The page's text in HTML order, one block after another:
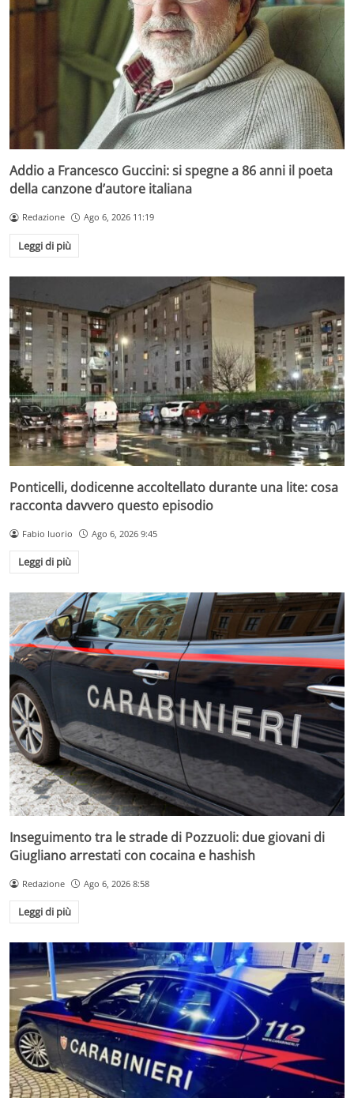
Addio a Francesco Guccini: si spegne a 86 anni il poeta
della canzone d’autore italiana
Redazione Ago 6, 2026 11:19
Leggi di più
Ponticelli, dodicenne accoltellato durante una lite: cosa
racconta davvero questo episodio
Fabio Iuorio Ago 6, 2026 9:45
Leggi di più
Inseguimento tra le strade di Pozzuoli: due giovani di
Giugliano arrestati con cocaina e hashish
Redazione Ago 6, 2026 8:58
Leggi di più